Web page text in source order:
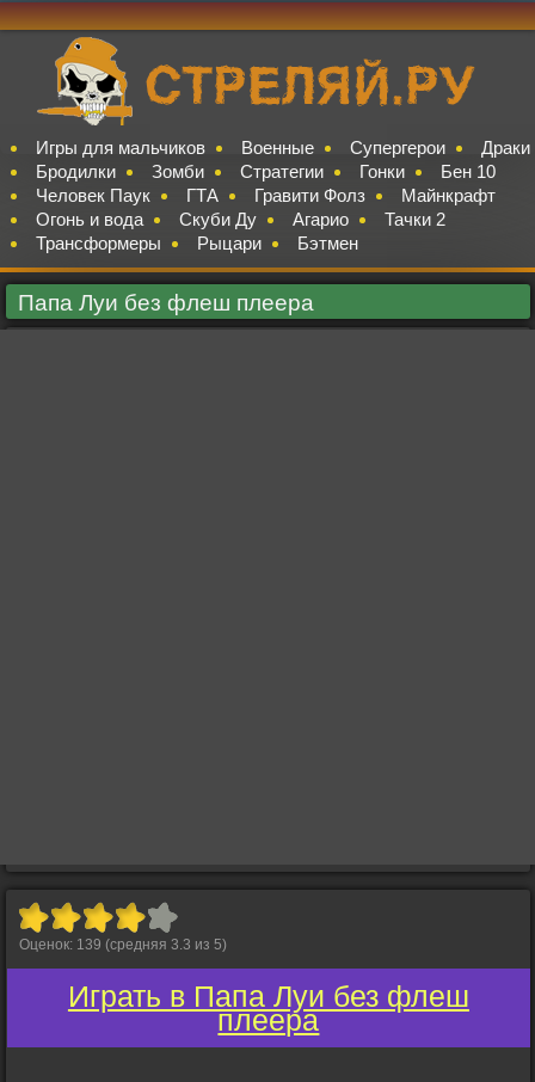
Игры для мальчиков Военные Супергерои
Драки
Бродилки
Зомби Стратегии Гонки
Бен 10
Человек Паук
ГТА Гравити Фолз
Майнкрафт
Огонь и вода
Скуби Ду Агарио
Тачки 2
Трансформеры
Рыцари Бэтмен
Папа Луи без флеш плеера
Оценок: 139 (средняя 3.3 из 5)
Играть в Папа Луи без флеш
плеера